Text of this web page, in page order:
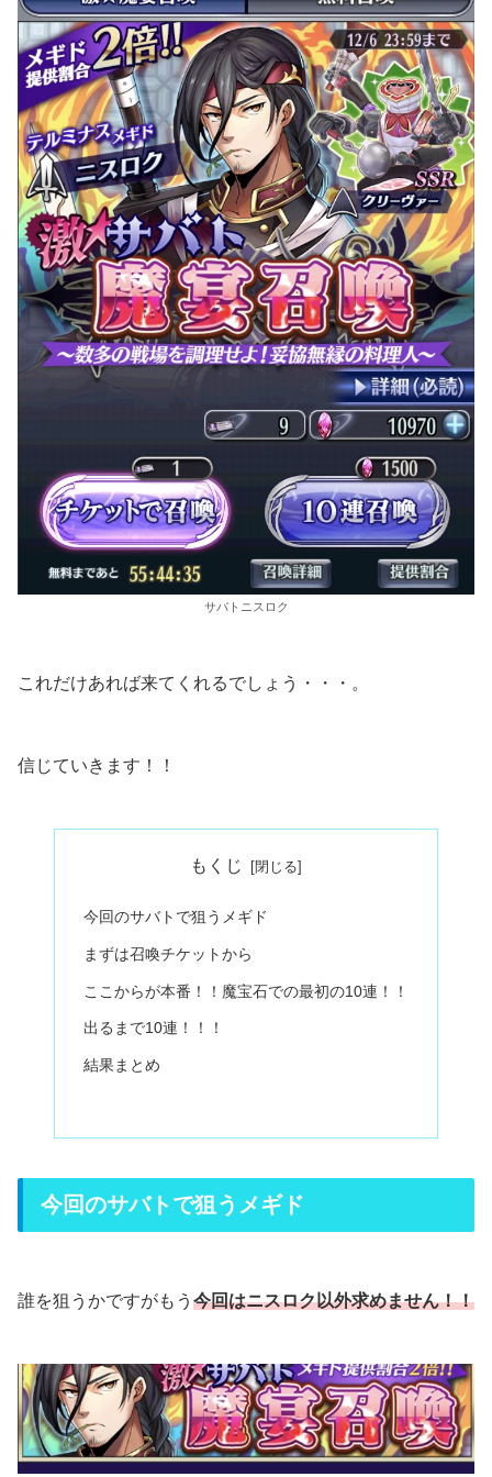
サバトニスロク
これだけあれば来てくれるでしょう・・・。
信じていきます！！
もくじ
今回のサバトで狙うメギド
まずは召喚チケットから
ここからが本番！！魔宝石での最初の10連！！
出るまで10連！！！
結果まとめ
今回のサバトで狙うメギド
誰を狙うかですがもう 今回はニスロク以外求めません！！